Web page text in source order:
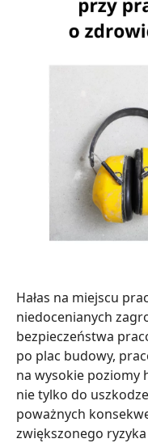
Hałas na miejscu
niedocenianych
bezpieczeństwa
po plac budowy,
na wysokie poziomy
nie tylko do
poważnych
zwiększonego